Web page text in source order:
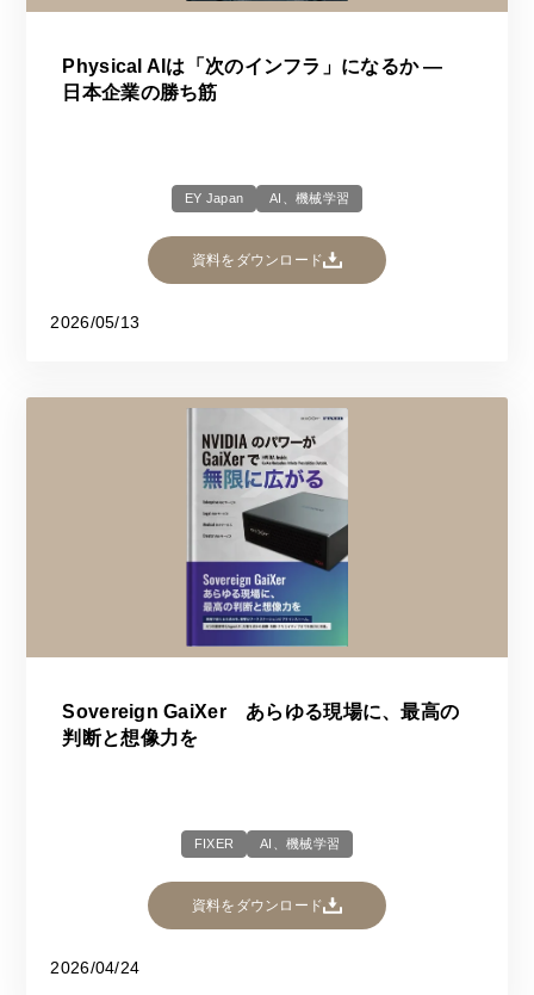
Physical AIは「次のインフラ」になるか ―
日本企業の勝ち筋
EY Japan AI、機械学習
資料をダウンロード
2026/05/13
Sovereign GaiXer あらゆる現場に、最高の
判断と想像力を
FIXER AI、機械学習
資料をダウンロード
2026/04/24